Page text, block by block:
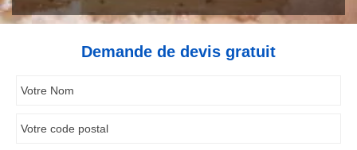
Demande de devis gratuit